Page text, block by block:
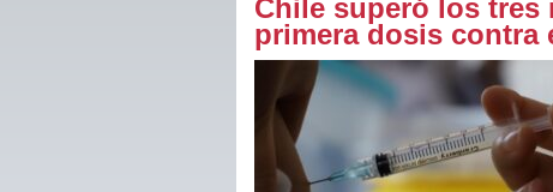
Chile superó los tres
primera dosis contra